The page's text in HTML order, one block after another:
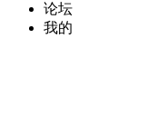
论坛
我的